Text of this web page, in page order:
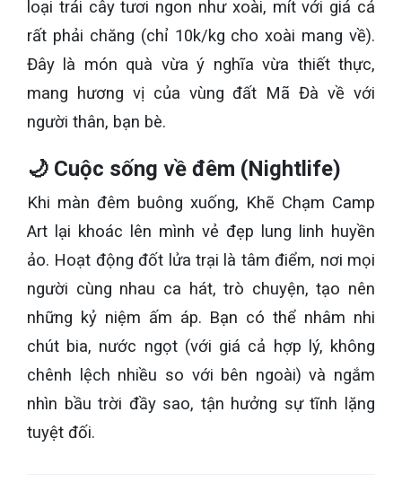
loại trái cây tươi ngon như xoài, mít với giá cả
rất phải chăng (chỉ 10k/kg cho xoài mang về).
Đây là món quà vừa ý nghĩa vừa thiết thực,
mang hương vị của vùng đất Mã Đà về với
người thân, bạn bè.
🌙 Cuộc sống về đêm (Nightlife)
Khi màn đêm buông xuống, Khẽ Chạm Camp
Art lại khoác lên mình vẻ đẹp lung linh huyền
ảo. Hoạt động đốt lửa trại là tâm điểm, nơi mọi
người cùng nhau ca hát, trò chuyện, tạo nên
những kỷ niệm ấm áp. Bạn có thể nhâm nhi
chút bia, nước ngọt (với giá cả hợp lý, không
chênh lệch nhiều so với bên ngoài) và ngắm
nhìn bầu trời đầy sao, tận hưởng sự tĩnh lặng
tuyệt đối.